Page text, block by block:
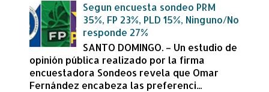
Segun encuesta sondeo PRM
35%, FP 23%, PLD 15%, Ninguno/No
responde 27%
SANTO DOMINGO. – Un estudio de
opinión pública realizado por la firma
encuestadora Sondeos revela que Omar
Fernández encabeza las preferenci...